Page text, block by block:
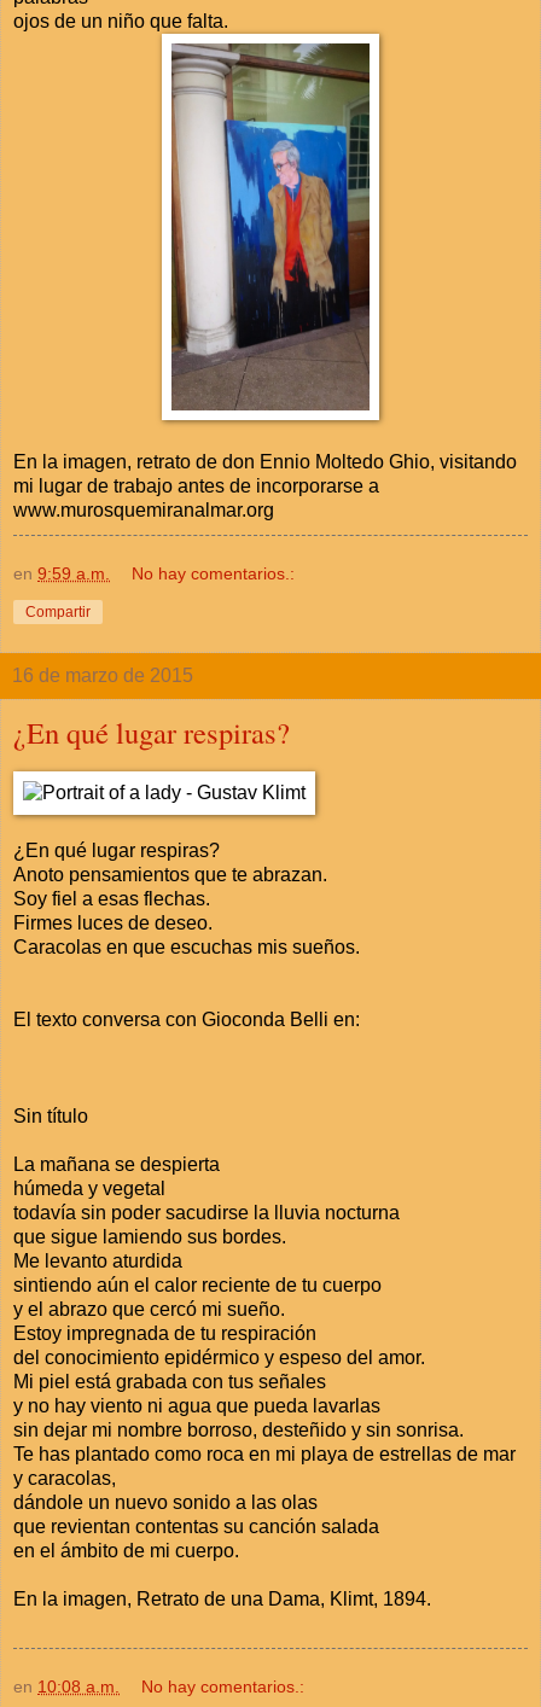
ojos de un niño que falta.
En la imagen, retrato de don Ennio Moltedo Ghio, visitando
mi lugar de trabajo antes de incorporarse a
www.murosquemiranalmar.org
en 9:59 a.m. No hay comentarios.:
Compartir
16 de marzo de 2015
¿En qué lugar respiras?
¿En qué lugar respiras?
Anoto pensamientos que te abrazan.
Soy fiel a esas flechas.
Firmes luces de deseo.
Caracolas en que escuchas mis sueños.
El texto conversa con Gioconda Belli en:
Sin título
La mañana se despierta
húmeda y vegetal
todavía sin poder sacudirse la lluvia nocturna
que sigue lamiendo sus bordes.
Me levanto aturdida
sintiendo aún el calor reciente de tu cuerpo
y el abrazo que cercó mi sueño.
Estoy impregnada de tu respiración
del conocimiento epidérmico y espeso del amor.
Mi piel está grabada con tus señales
y no hay viento ni agua que pueda lavarlas
sin dejar mi nombre borroso, desteñido y sin sonrisa.
Te has plantado como roca en mi playa de estrellas de mar
y caracolas,
dándole un nuevo sonido a las olas
que revientan contentas su canción salada
en el ámbito de mi cuerpo.
En la imagen, Retrato de una Dama, Klimt, 1894.
en 10:08 a.m. No hay comentarios.: